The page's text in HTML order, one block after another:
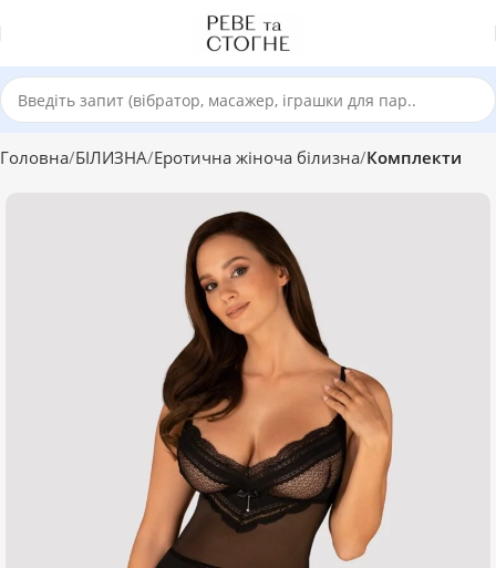
Головна БІЛИЗНА Еротична жіноча білизна Комплекти